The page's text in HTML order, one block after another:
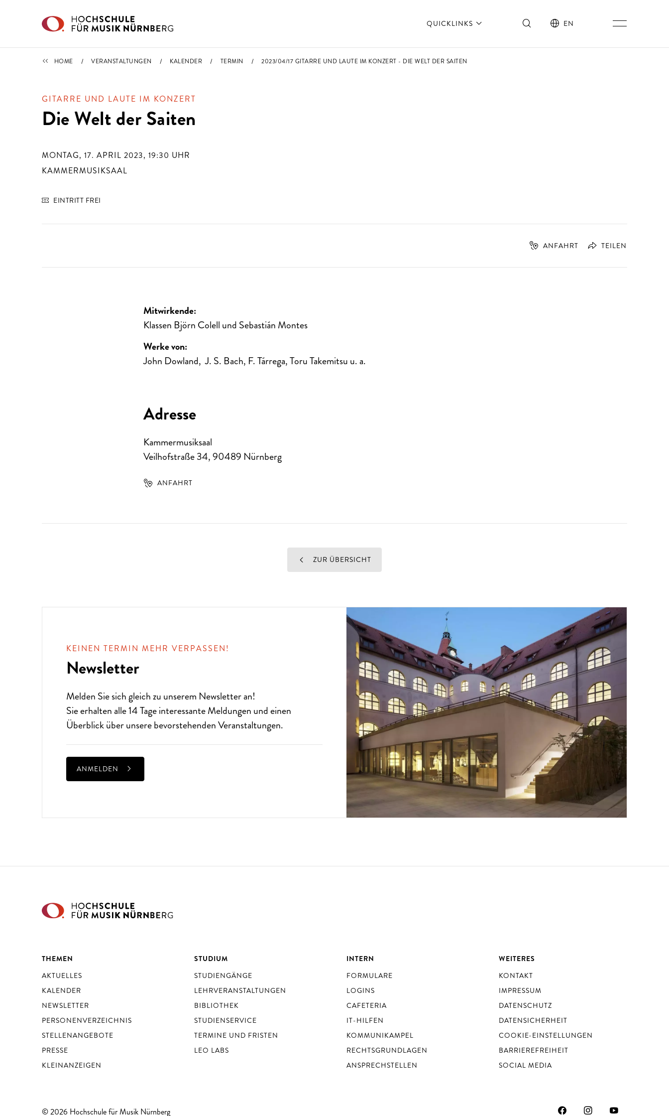
QUICKLINKS EN
TERMINE
HOME VERANSTALTUNGEN KALENDER TERMIN 2023/04/17 GITARRE UND LAUTE IM KONZERT - DIE WELT DER SAITEN
GITARRE UND LAUTE IM KONZERT
Die Welt der Saiten
MONTAG, 17. APRIL 2023, 19:30 UHR
KAMMERMUSIKSAAL
EINTRITT FREI
ANFAHRT TEILEN
Mitwirkende:
Klassen Björn Colell und Sebastián Montes
Werke von:
John Dowland, J. S. Bach, F. Tárrega, Toru Takemitsu u. a.
Adresse
Kammermusiksaal
Veilhofstraße 34,90489 Nürnberg
ANFAHRT
ZUR ÜBERSICHT
KEINEN TERMIN MEHR VERPASSEN!
Newsletter
Melden Sie sich gleich zu unserem Newsletteran!
Sie erhalten alle 14 Tage interessante Meldungen und einen
Überblick über unsere bevorstehenden Veranstaltungen.
ANMELDEN
THEMEN
AKTUELLES
KALENDER
NEWSLETTER
PERSONENVERZEICHNIS
STELLENANGEBOTE
PRESSE
KLEINANZEIGEN
STUDIUM
STUDIENGÄNGE
LEHRVERANSTALTUNGEN
BIBLIOTHEK
STUDIENSERVICE
TERMINE UND FRISTEN
LEO LABS
INTERN
FORMULARE
LOGINS
CAFETERIA
IT-HILFEN
KOMMUNIKAMPEL
RECHTSGRUNDLAGEN
ANSPRECHSTELLEN
WEITERES
KONTAKT
IMPRESSUM
DATENSCHUTZ
DATENSICHERHEIT
COOKIE-EINSTELLUNGEN
BARRIEREFREIHEIT
SOCIAL MEDIA
© 2026 Hochschule für Musik Nürnberg